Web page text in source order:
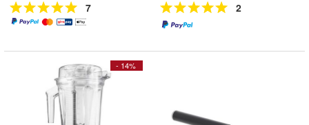
7 2
- 14%